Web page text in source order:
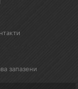
запазени